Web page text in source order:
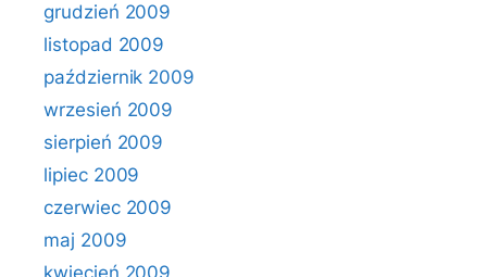
grudzień 2009
listopad 2009
październik 2009
wrzesień 2009
sierpień 2009
lipiec 2009
czerwiec 2009
maj 2009
kwiecień 2009